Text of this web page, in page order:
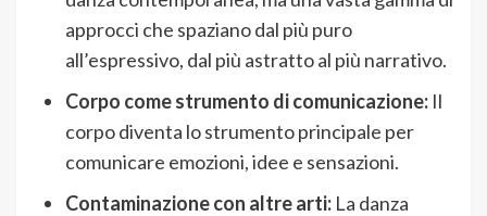
approcci che spaziano dal più puro
all’espressivo, dal più astratto al più narrativo.
Corpo come strumento di comunicazione: Il
corpo diventa lo strumento principale per
comunicare emozioni, idee e sensazioni.
Contaminazione con altre arti: La danza